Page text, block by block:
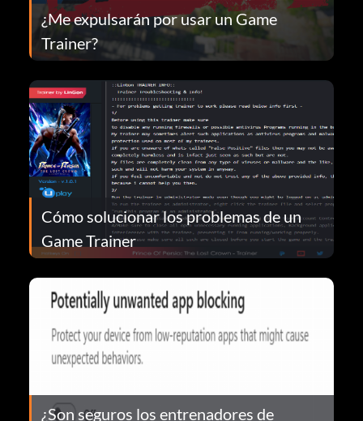
¿Me expulsarán por usar un Game
Trainer?
Cómo solucionar los problemas de un
Game Trainer
¿Son seguros los entrenadores de